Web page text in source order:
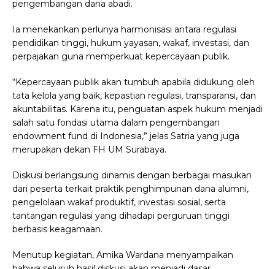
pengembangan dana abadi.
Ia menekankan perlunya harmonisasi antara regulasi
pendidikan tinggi, hukum yayasan, wakaf, investasi, dan
perpajakan guna memperkuat kepercayaan publik.
“Kepercayaan publik akan tumbuh apabila didukung oleh
tata kelola yang baik, kepastian regulasi, transparansi, dan
akuntabilitas. Karena itu, penguatan aspek hukum menjadi
salah satu fondasi utama dalam pengembangan
endowment fund di Indonesia,” jelas Satria yang juga
merupakan dekan FH UM Surabaya.
Diskusi berlangsung dinamis dengan berbagai masukan
dari peserta terkait praktik penghimpunan dana alumni,
pengelolaan wakaf produktif, investasi sosial, serta
tantangan regulasi yang dihadapi perguruan tinggi
berbasis keagamaan.
Menutup kegiatan, Amika Wardana menyampaikan